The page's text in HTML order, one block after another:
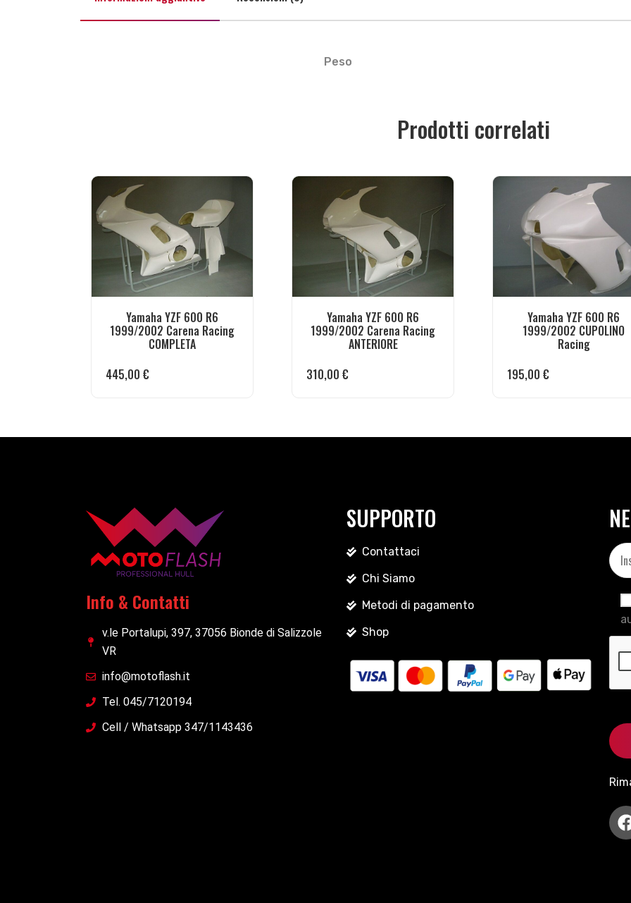
Peso
Prodotti correlati
Yamaha YZF 600 R6
1999/2002 Carena Racing
COMPLETA
445,00 €
Yamaha YZF 600 R6
1999/2002 Carena Racing
ANTERIORE
310,00 €
Yamaha YZF 600 R6
1999/2002 CUPOLINO
Racing
195,00 €
Info & Contatti
v.le Portalupi, 397, 37056 Bionde di Salizzole
VR
info@motoflash.it
Tel. 045/7120194
Cell / Whatsapp 347/1143436
SUPPORTO
Contattaci
Chi Siamo
Metodi di pagamento
Shop